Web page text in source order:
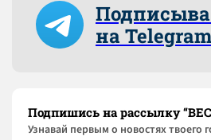
на Telegram
Подпишись на рассылку
Узнaвай первым о новостях твоего